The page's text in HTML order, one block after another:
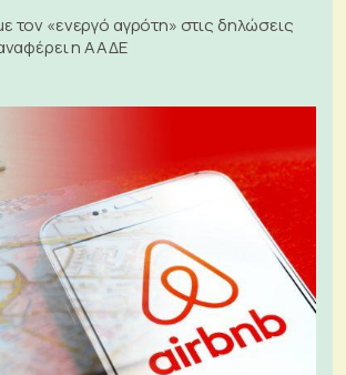
τον «ενεργό αγρότη» στις δηλώσεις
η ΑΑΔΕ